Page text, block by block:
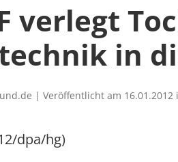
verlegt
in
| Veröffentlicht am 16.01.2012
dpa/hg)